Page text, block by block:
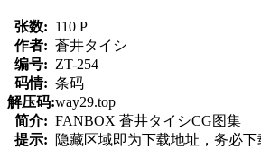
张数: 110 P
作者: 蒼井タイシ
编号: ZT-254
码情: 条码
解压码:way29.top
简介: FANBOX 蒼井タイシCG图集
提示:
隐藏区域即为下载地址，务必